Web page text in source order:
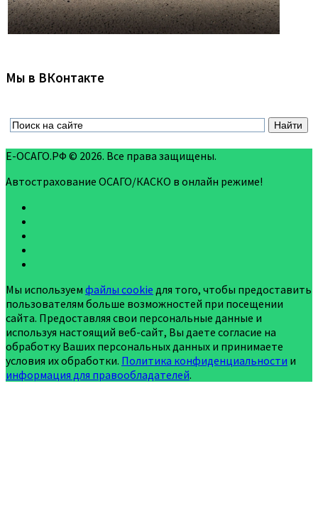
Мы в ВКонтакте
Е-ОСАГО.РФ © 2026. Все права защищены.
Автострахование ОСАГО/КАСКО в онлайн режиме!
Мы используем файлы cookie для того, чтобы предоставить
пользователям больше возможностей при посещении
сайта. Предоставляя свои персональные данные и
используя настоящий веб-сайт, Вы даете согласие на
обработку Ваших персональных данных и принимаете
условия их обработки. Политика конфиденциальности и
информация для правообладателей.